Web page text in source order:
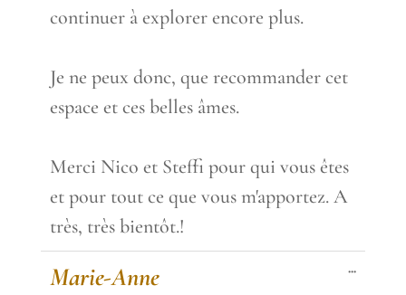
continuer à explorer encore plus.
Je ne peux donc, que recommander cet
espace et ces belles âmes.
Merci Nico et Steffi pour qui vous êtes
et pour tout ce que vous m'apportez. A
très, très bientôt.!
Marie-Anne ...Toggle